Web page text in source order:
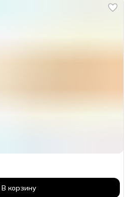
В корзину